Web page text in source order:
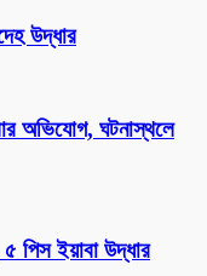
উদ্ধার
অভিযোগ, ঘটনাস্থলে
পিস ইয়াবা উদ্ধার